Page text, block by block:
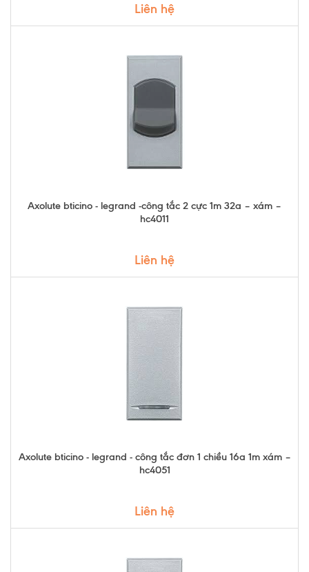
Liên hệ
Axolute bticino - legrand -công tắc 2 cực 1m 32a – xám –
hc4011
Liên hệ
Axolute bticino - legrand - công tắc đơn 1 chiều 16a 1m xám –
hc4051
Liên hệ